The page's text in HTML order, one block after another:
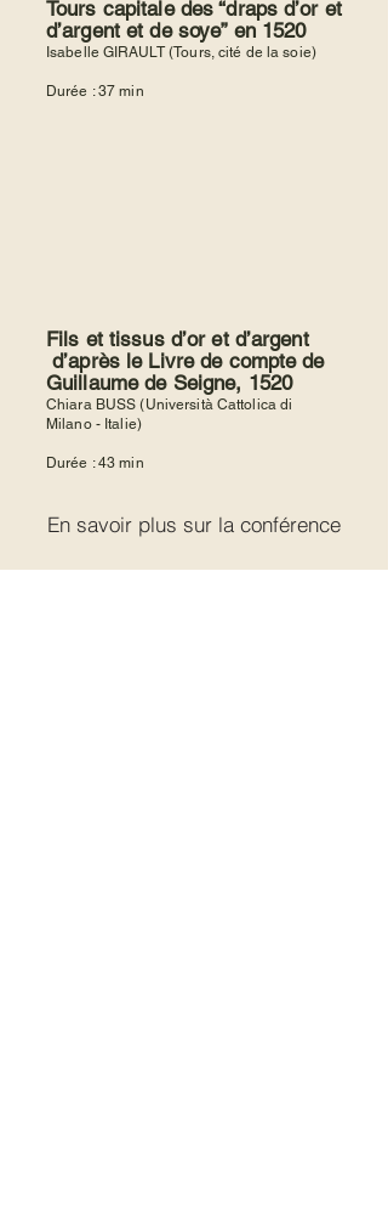
Tours capitale des “draps d’or et
d’argent et de soye” en 1520
Isabelle GIRAULT (Tours, cité de la soie)
Durée : 37 min
Fils et tissus d’or et d’argent
d’après le Livre de compte de
Guillaume de Seigne, 1520
Chiara BUSS (Università Cattolica di
Milano - Italie)
Durée : 43 min
En savoir plus sur la conférence